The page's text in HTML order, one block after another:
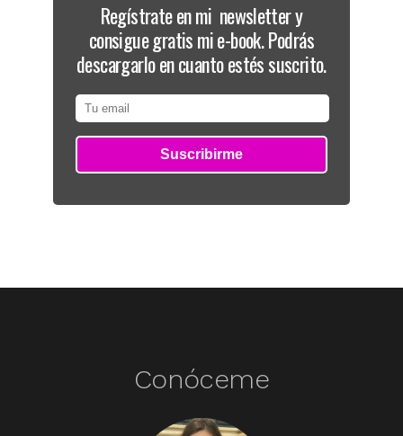
Regístrate en mi newsletter y
consigue gratis mi e-book. Podrás
descargarlo en cuanto estés suscrito.
Conóceme